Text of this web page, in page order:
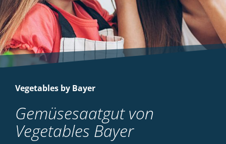
Vegetables by Bayer
Gemüsesaatgut von
Vegetables Bayer